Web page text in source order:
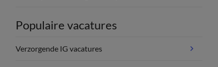
Populaire vacatures
Verzorgende IG vacatures